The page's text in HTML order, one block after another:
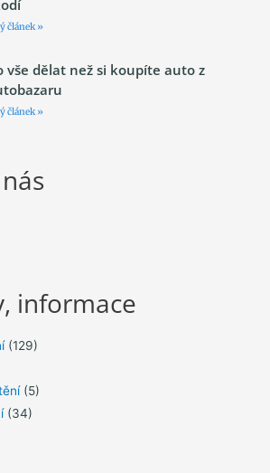
článek »
vše dělat než si koupíte auto z
článek »
informace
(129)
(5)
(34)